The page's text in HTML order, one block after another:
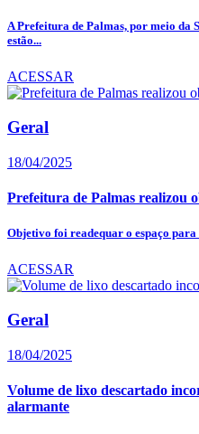
A Prefeitura de Palmas, por meio da
estão...
ACESSAR
Geral
18/04/2025
Prefeitura de Palmas realizou
Objetivo foi readequar o espaço
ACESSAR
Geral
18/04/2025
Volume de lixo descartado
alarmante